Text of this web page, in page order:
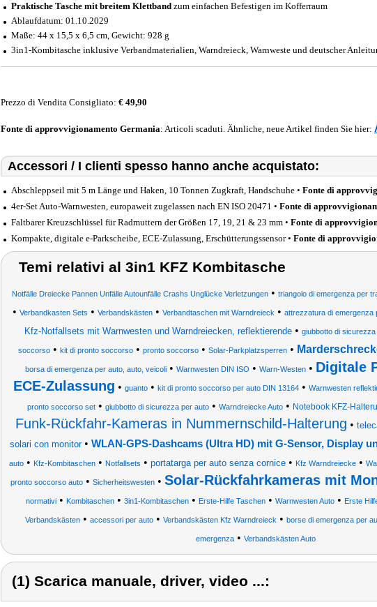
Praktische Tasche mit breitem Klettband zum einfachen Befestigen im Kofferraum
Ablaufdatum: 01.10.2029
Maße: 44 x 15,5 x 6,5 cm, Gewicht: 928 g
3in1-Kombitasche inklusive Verbandmaterialien, Warndreieck, Warnweste und deutscher
Prezzo di Vendita Consigliato: € 49,90
Fonte di approvvigionamento Germania: Articoli scaduti. Ähnliche, neue Artikel finden Sie hier:
Accessori / I clienti spesso hanno anche acquistato:
Abschleppseil mit 5 m Länge und Haken, 10 Tonnen Zugkraft, Handschuhe • Fonte di
4er-Set Auto-Warnwesten, europaweit zugelassen nach EN ISO 20471 • Fonte di
Faltbarer Kreuzschlüssel für Radmuttern der Größen 17, 19, 21 & 23 mm • Fonte di
Kompakte, digitale e-Parkscheibe, ECE-Zulassung, Erschütterungssensor • Fonte di
Temi relativi al 3in1 KFZ Kombitasche
Notfälle Dreiecke Pannen Unfälle Autounfälle Crashs Unglücke Verletzungen• triangolo di emergenza per
• Verbandkasten Sets • Verbandskästen• Verbandtaschen mit Warndreieck • attrezzatura di emergenza
Kfz-Notfallsets mit Warnwesten und Warndreiecken, reflektierende • giubbotto di sicurezza
soccorso• kit di pronto soccorso• pronto soccorso• Solar-Parkplatzsperren•
borsa di emergenza per auto, auto, veicoli • Warnwesten DIN ISO • Warn-Westen • Digitale
ECE-Zulassung • guanto• kit di pronto soccorso per auto DIN 13164• Warnwesten
pronto soccorso set • giubbotto di sicurezza per auto • Warndreiecke Auto • Notebook KFZ-
Funk-Rückfahr-Kameras in Nummernschild-Halterung •
solari con monitor• WLAN-GPS-Dashcams (Ultra HD) mit G-Sensor, Display
auto • Kfz-Kombitaschen • Notfallsets • portatarga per auto senza cornice • Kfz Warndreiecke •
pronto soccorso auto• Sicherheitswesten• Solar-Rückfahrkameras mit
normativi• Kombitaschen• 3in1-Kombitaschen• Erste-Hilfe Taschen• Warnwesten Auto• Erste
Verbandskästen• accessori per auto• Verbandskästen Kfz Warndreieck • borse di emergenza per
emergenza • Verbandskästen Auto
(1) Scarica manuale, driver, video ...: